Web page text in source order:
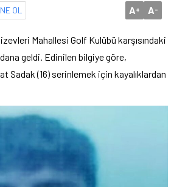
OL A+ A-
Mahallesi Golf Kulübü karşısındaki
geldi. Edinilen bilgiye göre,
Sadak (16) serinlemek için kayalıklardan